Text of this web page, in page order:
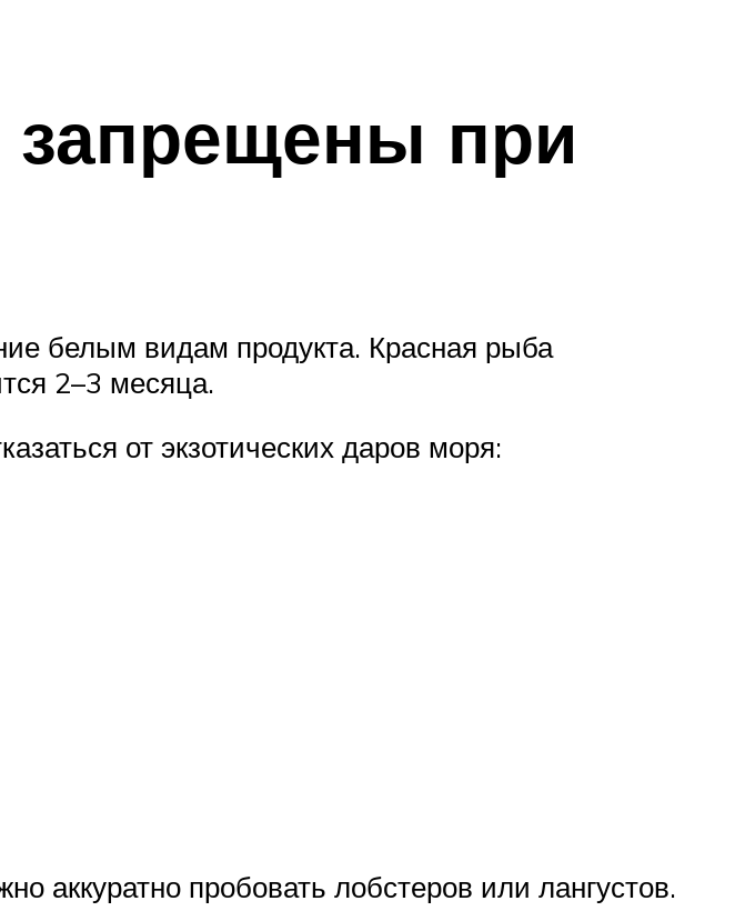
запрещены при
белым видам продукта. Красная рыба
2–3 месяца.
от экзотических даров моря:
аккуратно пробовать лобстеров или лангустов.